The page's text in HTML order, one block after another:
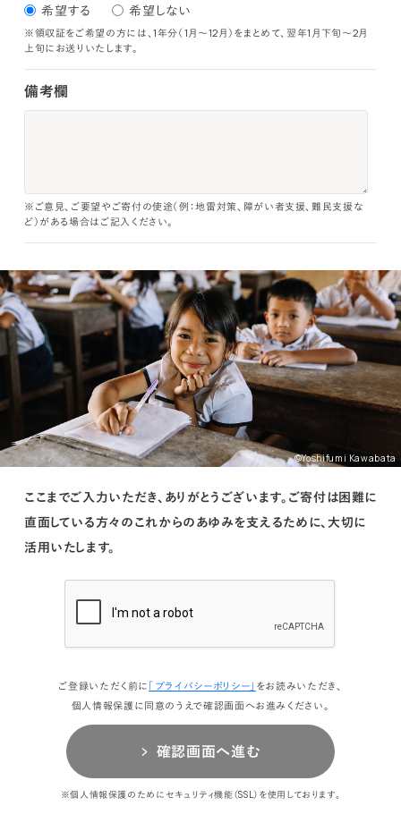
希望する 希望しない
※領収証をご希望の方には、1年分（1月～12月）をまとめて、翌年1月下旬～2月
上旬にお送りいたします。
備考欄
※ご意見、ご要望やご寄付の使途（例：地雷対策、障がい者支援、難民支援な
ど）がある場合はご記入ください。
©Yoshifumi Kawabata
ここまでご入力いただき、ありがとうございます。 ご寄付は困難に
直面している方々のこれからのあゆみを支えるために、大切に
活用いたします。
ご登録いただく前に 「プライバシーポリシー」 をお読みいただき、
個人情報保護に同意のうえで確認画面へお進みください。
確認画面へ進む
※個人情報保護のためにセキュリティ機能（SSL）を使用しております。